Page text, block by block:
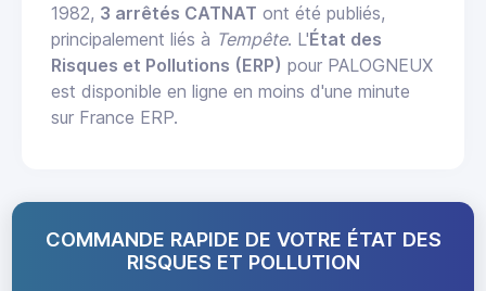
1982, 3 arrêtés CATNAT ont été publiés,
principalement liés à Tempête. L'État des
Risques et Pollutions (ERP) pour PALOGNEUX
est disponible en ligne en moins d'une minute
sur France ERP.
COMMANDE RAPIDE DE VOTRE ÉTAT DES
RISQUES ET POLLUTION